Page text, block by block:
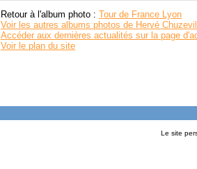
Retour à l'album photo : Tour de France Lyon
Voir les autres albums photos de Hervé
Accéder aux dernières actualités sur la page
Voir le plan du site
Le site